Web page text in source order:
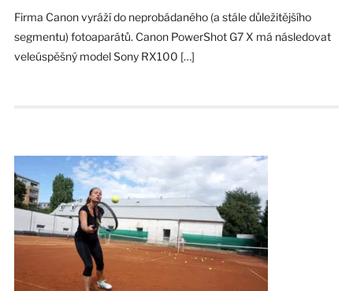
Firma Canon vyráží do neprobádaného (a stále důležitějšího
segmentu) fotoaparátů. Canon PowerShot G7 X má následovat
veleúspěšný model Sony RX100 […]